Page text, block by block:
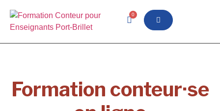
0
Formation conteur·se